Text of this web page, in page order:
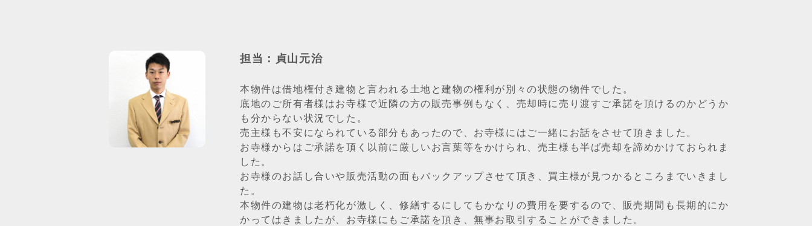
担当：貞山元治
本物件は借地権付き建物と言われる土地と建物の権利が別々の状態の物件でした。
底地のご所有者様はお寺様で近隣の方の販売事例もなく、売却時に売り渡すご承諾を頂けるのかどうか
も分からない状況でした。
売主様も不安になられている部分もあったので、お寺様にはご一緒にお話をさせて頂きました。
お寺様からはご承諾を頂く以前に厳しいお言葉等をかけられ、売主様も半ば売却を諦めかけておられま
した。
お寺様のお話し合いや販売活動の面もバックアップさせて頂き、買主様が見つかるところまでいきまし
た。
本物件の建物は老朽化が激しく、修繕するにしてもかなりの費用を要するので、販売期間も長期的にか
かってはきましたが、お寺様にもご承諾を頂き、無事お取引することができました。